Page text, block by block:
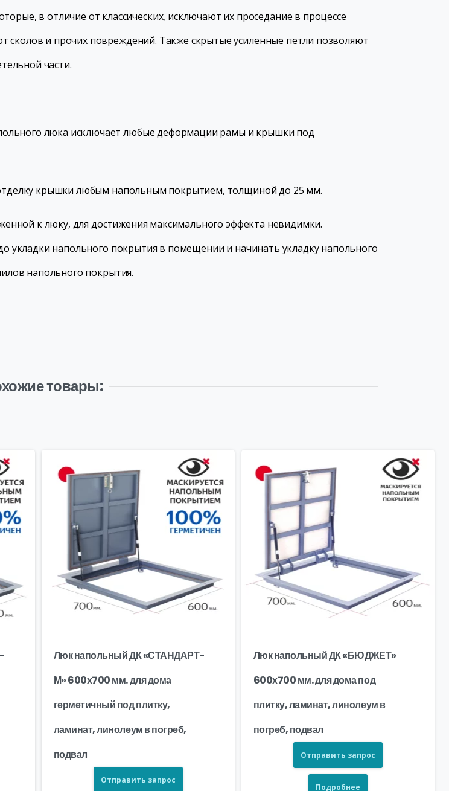
в отличие от классических, исключают их проседание в процессе
сколов и прочих повреждений. Также скрытые усиленные петли позволяют
части.
люка исключает любые деформации рамы и крышки под
крышки любым напольным покрытием, толщиной до 25 мм.
к люку, для достижения максимального эффекта невидимки.
укладки напольного покрытия в помещении и начинать укладку напольного
напольного покрытия.
товары:
Люк напольный ДК «СТАНДАРТ-
М» 600х700 мм. для дома
герметичный под плитку,
ламинат, линолеум в погреб,
подвал
Отправить запрос
Люк напольный ДК «БЮДЖЕТ»
600х700 мм. для дома под
плитку, ламинат, линолеум в
погреб, подвал
Отправить запрос
Подробнее